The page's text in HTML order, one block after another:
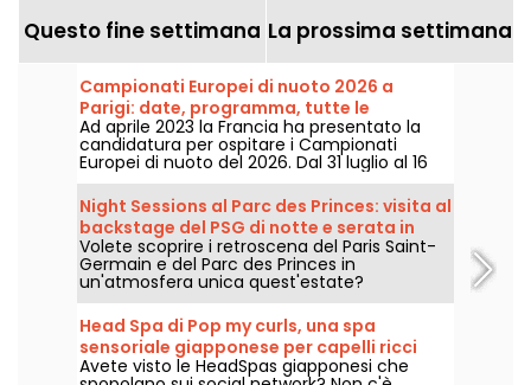
Questo fine settimana La prossima settimana
Campionati Europei di nuoto 2026 a
Parigi: date, programma, tutte le
informazioni sulla competizione
Ad aprile 2023 la Francia ha presentato la
candidatura per ospitare i Campionati
Europei di nuoto del 2026. Dal 31 luglio al 16
agosto, il Centro Acquatico Olimpico vi
aspetta per sostenere i nostri nuotatori.
Ecco tutte le informazioni da conoscere
sulla competizione e sulle prove!
Night Sessions al Parc des Princes: visita al
backstage del PSG di notte e serata in
stile guinguette con DJ set
Volete scoprire i retroscena del Paris Saint-
Germain e del Parc des Princes in
un'atmosfera unica quest'estate?
Approfittate delle night sessions per entrare
nello stadio di notte e godervi numerose
animazioni festive. Ecco il programma per
l'estate 2026!
Head Spa di Pop my curls, una spa
sensoriale giapponese per capelli ricci
vicino a Parigi
Avete visto le HeadSpas giapponesi che